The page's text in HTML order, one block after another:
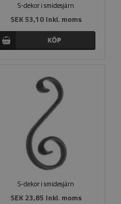
S-dekor i smidesjärn
SEK 53,10 Inkl. moms
S-dekor i smidesjärn
SEK 23,85 Inkl. moms